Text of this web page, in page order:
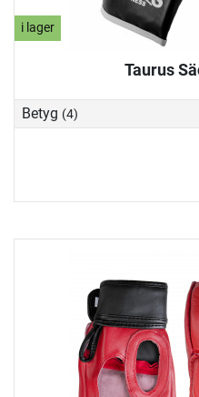
i lager
Taurus
Betyg (4)